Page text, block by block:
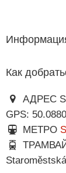
Как
АДРЕС
GPS:
МЕТРО
ТРАМВАЙ